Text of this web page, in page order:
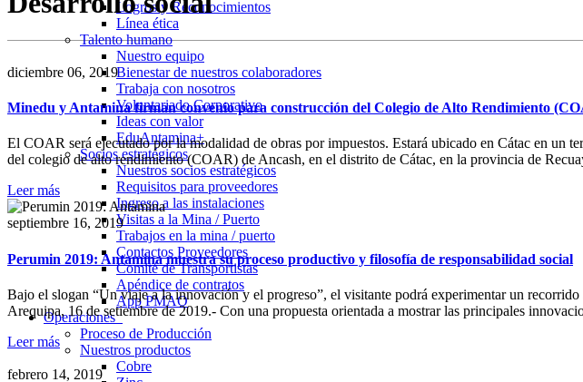
Logros y Reconocimientos
Línea ética
Talento humano
Nuestro equipo
Bienestar de nuestros colaboradores
Trabaja con nosotros
Voluntariado Corporativo
Ideas con valor
EduAntamina+
Socios estratégicos
Nuestros socios estratégicos
Requisitos para proveedores
Ingreso a las instalaciones
Visitas a la Mina / Puerto
Trabajos en la mina / puerto
Contactos Proveedores
Comité de Transportistas
Apéndice de contratos
App PMAO
Operaciones
Proceso de Producción
Nuestros productos
Cobre
diciembre 06, 2019
Minedu y Antamina firman convenio para construcción del Colegio de Alto Rendimiento
El COAR será ejecutado por la modalidad de obras por impuestos. Estará ubicado en Cátac en un
del colegio de alto rendimiento (COAR) de Ancash, en el distrito de Cátac, en la provincia de
Leer más
septiembre 16, 2019
Perumin 2019: Antamina muestra su proceso productivo y filosofía de responsabilidad social
Bajo el slogan “Un viaje a la innovación y el progreso”, el visitante podrá experimentar un
Arequipa, 16 de setiembre de 2019.- Con una propuesta orientada a mostrar las principales
Leer más
febrero 14, 2019